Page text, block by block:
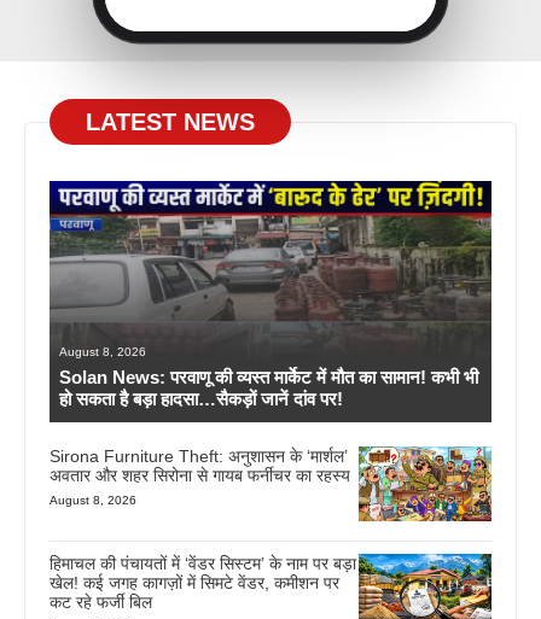
LATEST NEWS
August 8, 2026
Solan News: परवाणू की व्यस्त मार्केट में मौत का सामान! कभी भी
हो सकता है बड़ा हादसा…सैकड़ों जानें दांव पर!
Sirona Furniture Theft: अनुशासन के ‘मार्शल’
अवतार और शहर सिरोना से गायब फर्नीचर का रहस्य
August 8, 2026
हिमाचल की पंचायतों में ‘वेंडर सिस्टम’ के नाम पर बड़ा
खेल! कई जगह कागज़ों में सिमटे वेंडर, कमीशन पर
कट रहे फर्जी बिल